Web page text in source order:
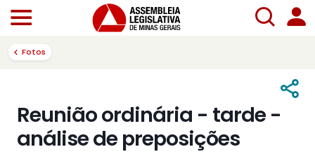
Fotos
Reunião ordinária - tarde -
análise de preposições